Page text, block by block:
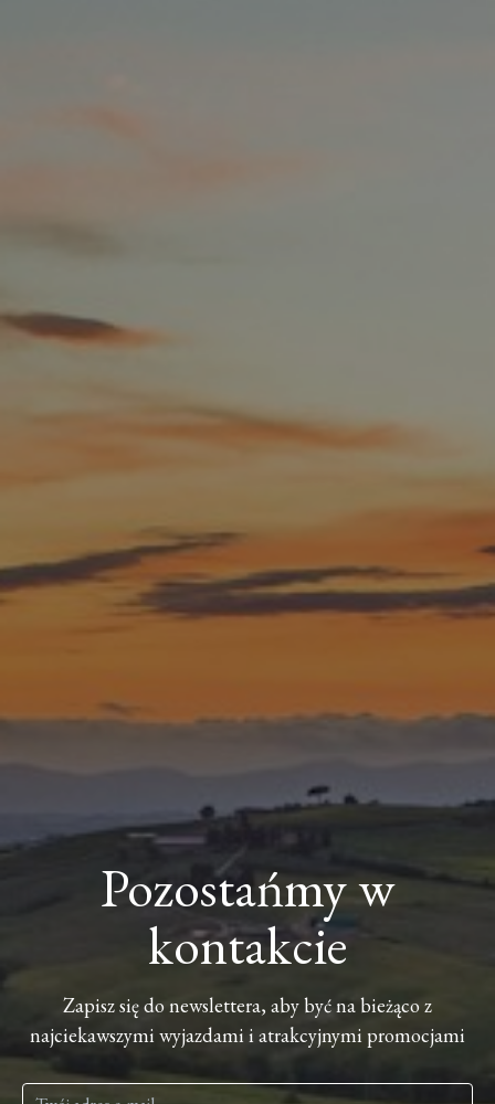
Pozostańmy w
kontakcie
Zapisz się do newslettera, aby być na bieżąco z
najciekawszymi wyjazdami i atrakcyjnymi promocjami